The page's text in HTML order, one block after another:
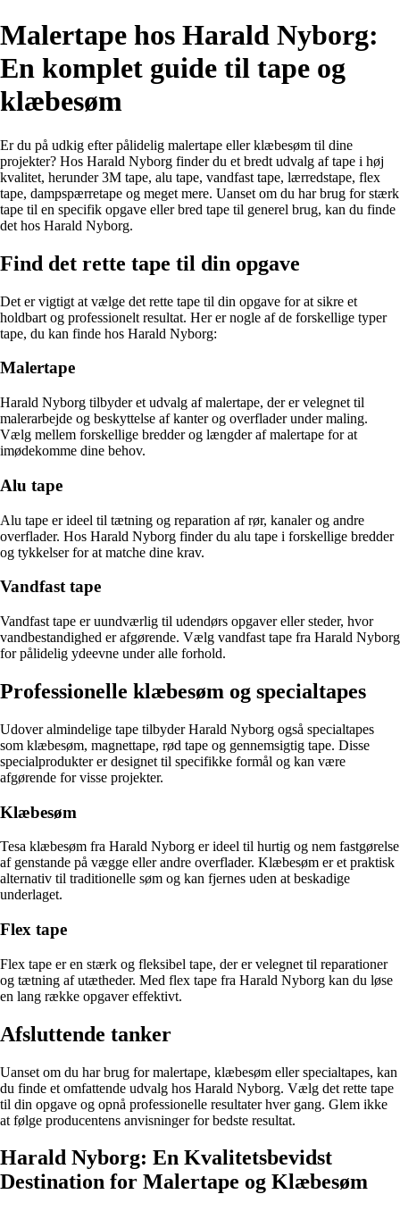
Malertape hos Harald Nyborg:
En komplet guide til tape og
klæbesøm
Er du på udkig efter pålidelig malertape eller klæbesøm til dine
projekter? Hos Harald Nyborg finder du et bredt udvalg af tape i høj
kvalitet, herunder 3M tape, alu tape, vandfast tape, lærredstape, flex
tape, dampspærretape og meget mere. Uanset om du har brug for stærk
tape til en specifik opgave eller bred tape til generel brug, kan du finde
det hos Harald Nyborg.
Find det rette tape til din opgave
Det er vigtigt at vælge det rette tape til din opgave for at sikre et
holdbart og professionelt resultat. Her er nogle af de forskellige typer
tape, du kan finde hos Harald Nyborg:
Malertape
Harald Nyborg tilbyder et udvalg af malertape, der er velegnet til
malerarbejde og beskyttelse af kanter og overflader under maling.
Vælg mellem forskellige bredder og længder af malertape for at
imødekomme dine behov.
Alu tape
Alu tape er ideel til tætning og reparation af rør, kanaler og andre
overflader. Hos Harald Nyborg finder du alu tape i forskellige bredder
og tykkelser for at matche dine krav.
Vandfast tape
Vandfast tape er uundværlig til udendørs opgaver eller steder, hvor
vandbestandighed er afgørende. Vælg vandfast tape fra Harald Nyborg
for pålidelig ydeevne under alle forhold.
Professionelle klæbesøm og specialtapes
Udover almindelige tape tilbyder Harald Nyborg også specialtapes
som klæbesøm, magnettape, rød tape og gennemsigtig tape. Disse
specialprodukter er designet til specifikke formål og kan være
afgørende for visse projekter.
Klæbesøm
Tesa klæbesøm fra Harald Nyborg er ideel til hurtig og nem fastgørelse
af genstande på vægge eller andre overflader. Klæbesøm er et praktisk
alternativ til traditionelle søm og kan fjernes uden at beskadige
underlaget.
Flex tape
Flex tape er en stærk og fleksibel tape, der er velegnet til reparationer
og tætning af utætheder. Med flex tape fra Harald Nyborg kan du løse
en lang række opgaver effektivt.
Afsluttende tanker
Uanset om du har brug for malertape, klæbesøm eller specialtapes, kan
du finde et omfattende udvalg hos Harald Nyborg. Vælg det rette tape
til din opgave og opnå professionelle resultater hver gang. Glem ikke
at følge producentens anvisninger for bedste resultat.
Harald Nyborg: En Kvalitetsbevidst
Destination for Malertape og Klæbesøm